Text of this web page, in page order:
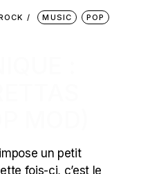
MUSIC
POP
un petit
fois-ci, c’est le